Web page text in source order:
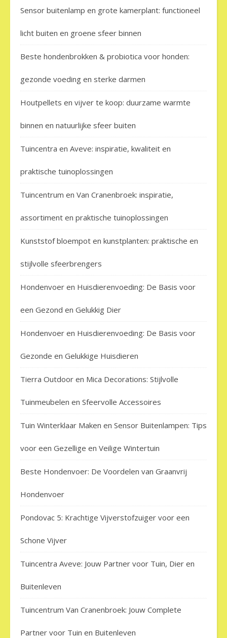
Sensor buitenlamp en grote kamerplant: functioneel
licht buiten en groene sfeer binnen
Beste hondenbrokken & probiotica voor honden:
gezonde voeding en sterke darmen
Houtpellets en vijver te koop: duurzame warmte
binnen en natuurlijke sfeer buiten
Tuincentra en Aveve: inspiratie, kwaliteit en
praktische tuinoplossingen
Tuincentrum en Van Cranenbroek: inspiratie,
assortiment en praktische tuinoplossingen
Kunststof bloempot en kunstplanten: praktische en
stijlvolle sfeerbrengers
Hondenvoer en Huisdierenvoeding: De Basis voor
een Gezond en Gelukkig Dier
Hondenvoer en Huisdierenvoeding: De Basis voor
Gezonde en Gelukkige Huisdieren
Tierra Outdoor en Mica Decorations: Stijlvolle
Tuinmeubelen en Sfeervolle Accessoires
Tuin Winterklaar Maken en Sensor Buitenlampen: Tips
voor een Gezellige en Veilige Wintertuin
Beste Hondenvoer: De Voordelen van Graanvrij
Hondenvoer
Pondovac 5: Krachtige Vijverstofzuiger voor een
Schone Vijver
Tuincentra Aveve: Jouw Partner voor Tuin, Dier en
Buitenleven
Tuincentrum Van Cranenbroek: Jouw Complete
Partner voor Tuin en Buitenleven